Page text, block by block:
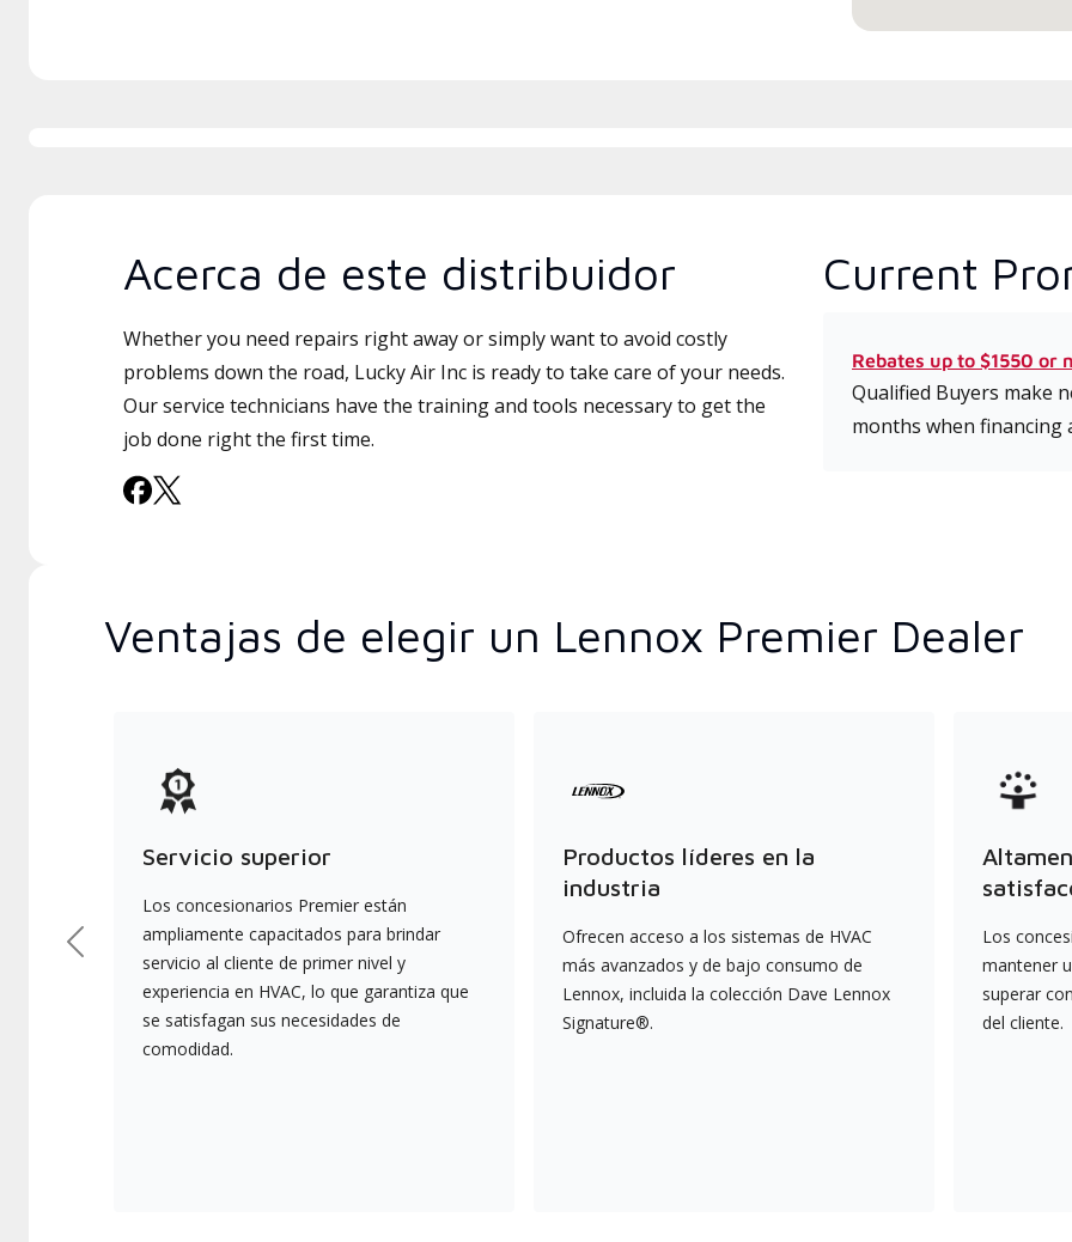
Acerca de este distribuidor
Whether you need repairs right away or simply want to avoid costly
problems down the road, Lucky Air Inc is ready to take care of your needs.
Our service technicians have the training and tools necessary to get the
job done right the first time.
Current
Rebates up to $1550 or
Qualified Buyers make
months when financing
Ventajas de elegir un Lennox Premier Dealer
Servicio superior
Los concesionarios Premier están
ampliamente capacitados para brindar
servicio al cliente de primer nivel y
experiencia en HVAC, lo que garantiza que
se satisfagan sus necesidades de
comodidad.
Productos líderes en la
industria
Ofrecen acceso a los sistemas de HVAC
más avanzados y de bajo consumo de
Lennox, incluida la colección Dave Lennox
Signature®.
Los
mantener
superar
del cliente.
Previous